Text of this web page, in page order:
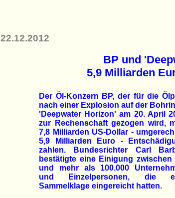
22.12.2012
BP und
5,9 Milliarden
Der Öl-Konzern BP, der für die
nach einer Explosion auf der
'Deepwater Horizon' am 20. April
zur Rechenschaft gezogen wird,
7,8 Milliarden US-Dollar -
5,9 Milliarden Euro -
zahlen. Bundesrichter Carl
bestätigte eine Einigung zwischen
und mehr als 100.000
und Einzelpersonen, die
Sammelklage eingereicht hatten.